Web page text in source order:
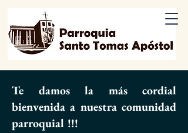
Te damos la más cordial
bienvenida a nuestra comunidad
parroquial !!!